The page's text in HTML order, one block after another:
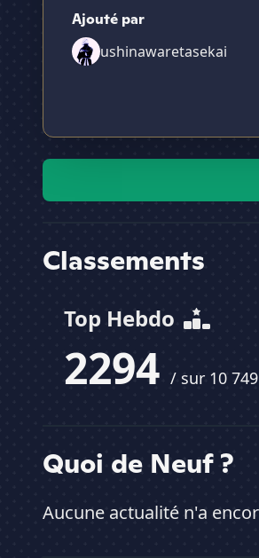
Ajouté par
ushinawaretasekai
Classements
Top Hebdo
2294 / sur 10
Quoi de Neuf ?
Aucune actualité n'a